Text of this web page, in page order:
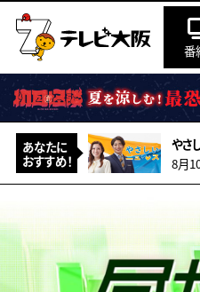
番
あなたに
おすすめ！
やさ
8月